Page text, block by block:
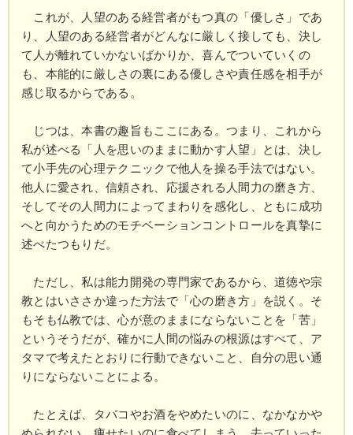
これが、人望のある経営者がもつ真の「優しさ」であ
り、人望のある経営者がどんなに厳しく接しても、決し
て人が離れていかないばかりか、喜んでついていくの
も、本能的に厳しさの裏にある優しさや責任感を相手が
感じ取るからである。
じつは、本書の趣旨もここにある。つまり、これから
私が述べる「人を思いのままに動かす人望」とは、決し
て小手先の心理テクニックで他人を操る手法ではない。
他人に愛され、信頼され、応援される人間力の磨き方、
そしてその人間力によってまわりを感化し、ともに成功
へと向かうためのモチベーションコントロールを真摯に
述べたつもりだ。
ただし、私は能力開発の専門家であるから、道徳や宗
教とはいささか違った方法で「心の磨き方」を説く。そ
もそも仏教では、心が意のままにならないことを「苦」
というそうだが、確かに人間の悩みの根源はすべて、ア
タマで考えたとおりに行動できないこと、自分の思い通
りにならないことによる。
たとえば、タバコやお酒をやめたいのに、なかなかや